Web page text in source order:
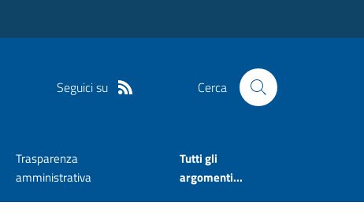
Seguici su Cerca
Trasparenza
amministrativa
Tutti gli
argomenti...